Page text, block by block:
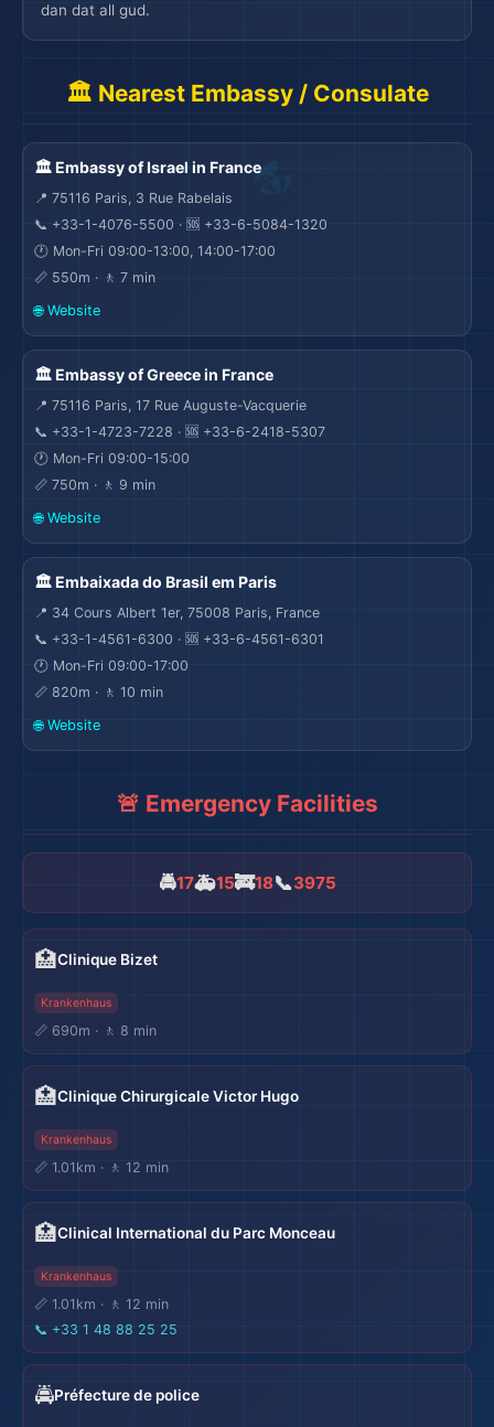
🌍
dan dat all gud.
🏛️ Nearest Embassy / Consulate
🏛️ Embassy of Israel in France
📍 75116 Paris, 3 Rue Rabelais
📞 +33-1-4076-5500 · 🆘 +33-6-5084-1320
🕐 Mon-Fri 09:00-13:00, 14:00-17:00
📏 550m · 🚶 7 min
🌐 Website
🏛️ Embassy of Greece in France
📍 75116 Paris, 17 Rue Auguste-Vacquerie
📞 +33-1-4723-7228 · 🆘 +33-6-2418-5307
🕐 Mon-Fri 09:00-15:00
📏 750m · 🚶 9 min
🌐 Website
🏛️ Embaixada do Brasil em Paris
📍 34 Cours Albert 1er, 75008 Paris, France
📞 +33-1-4561-6300 · 🆘 +33-6-4561-6301
🕐 Mon-Fri 09:00-17:00
📏 820m · 🚶 10 min
🌐 Website
🚨 Emergency Facilities
🚔17🚑15🚒18📞3975
🏥Clinique Bizet
Krankenhaus
📏 690m · 🚶 8 min
🏥Clinique Chirurgicale Victor Hugo
Krankenhaus
📏 1.01km · 🚶 12 min
🏥Clinical International du Parc Monceau
Krankenhaus
📏 1.01km · 🚶 12 min
📞 +33 1 48 88 25 25
🚔Préfecture de police